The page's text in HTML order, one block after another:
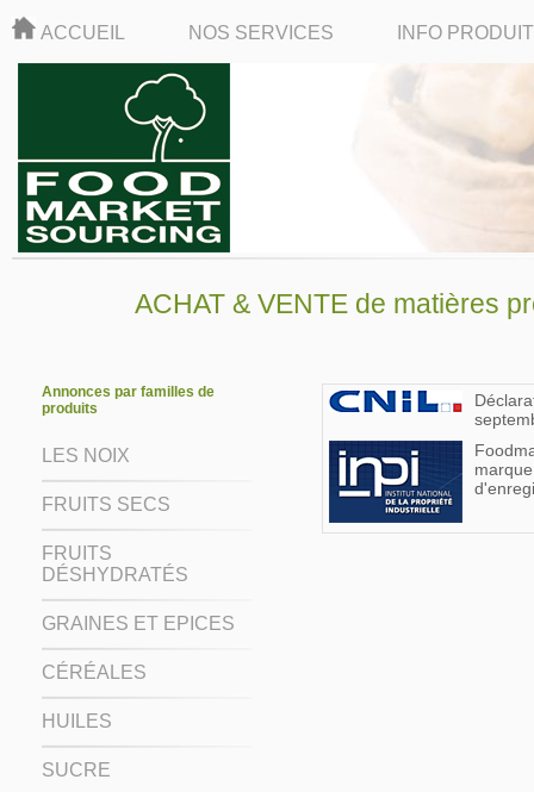
ACCUEIL NOS SERVICES INFO
ACHAT & VENTE de matières
Annonces par familles de
produits
LES NOIX
FRUITS SECS
FRUITS
DÉSHYDRATÉS
GRAINES ET EPICES
CÉRÉALES
HUILES
SUCRE